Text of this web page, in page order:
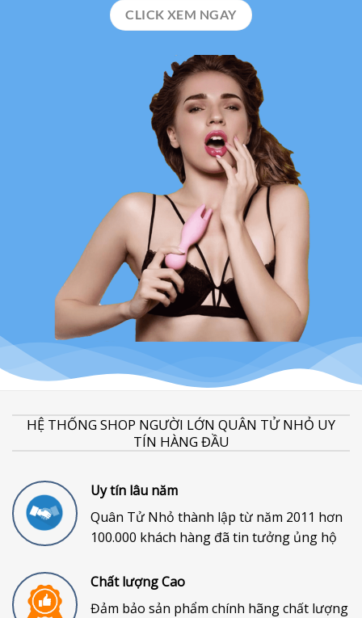
CLICK XEM NGAY
HỆ THỐNG SHOP NGƯỜI LỚN QUÂN TỬ NHỎ UY
TÍN HÀNG ĐẦU
Uy tín lâu năm
Quân Tử Nhỏ thành lập từ năm 2011 hơn
100.000 khách hàng đã tin tưởng ủng hộ
Chất lượng Cao
Đảm bảo sản phẩm chính hãng chất lượng